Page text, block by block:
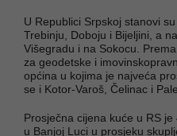
U Republici Srpskoj stanovi
Trebinju, Doboju i Bijeljini, a
Višegradu i na Sokocu.
za geodetske i
općina u kojima je najveća
se i Kotor-Varoš, Čelinac i Pale.
Prosječna cijena kuće u RS
u Banjoj Luci u prosjeku